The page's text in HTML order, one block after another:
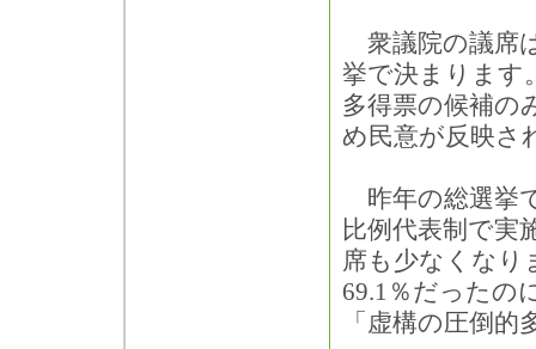
衆議院の議席
挙で決まります
多得票の候補の
め民意が反映さ
昨年の総選挙
比例代表制で実
席も少なくなり
69.1％だったの
「虚構の圧倒